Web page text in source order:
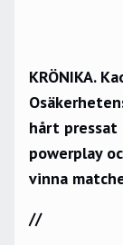
KRÖNIKA.
hårt
powerplay
vinna
//